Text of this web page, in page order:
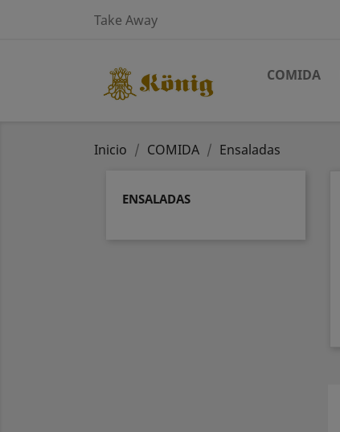
Take Away
COMIDA
Inicio COMIDA Ensaladas
ENSALADAS